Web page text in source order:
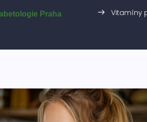
Vitamíny